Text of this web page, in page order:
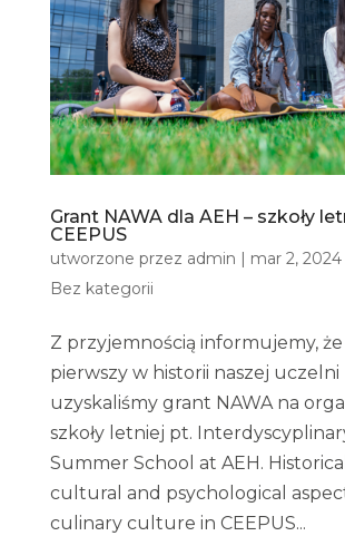
Grant NAWA dla AEH – szkoły
CEEPUS
utworzone przez admin | mar 2, 2024
Bez kategorii
Z przyjemnością informujemy, że
pierwszy w historii naszej uczelni
uzyskaliśmy grant NAWA na
szkoły letniej pt.
Summer School at AEH.
cultural and psychological
culinary culture in CEEPUS...